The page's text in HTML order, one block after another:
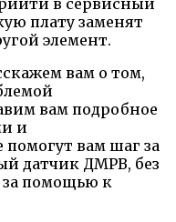
плату заменят
элемент.
вам о том,
вам подробное
и
вам шаг за
датчик ДМРВ, без
за помощью к